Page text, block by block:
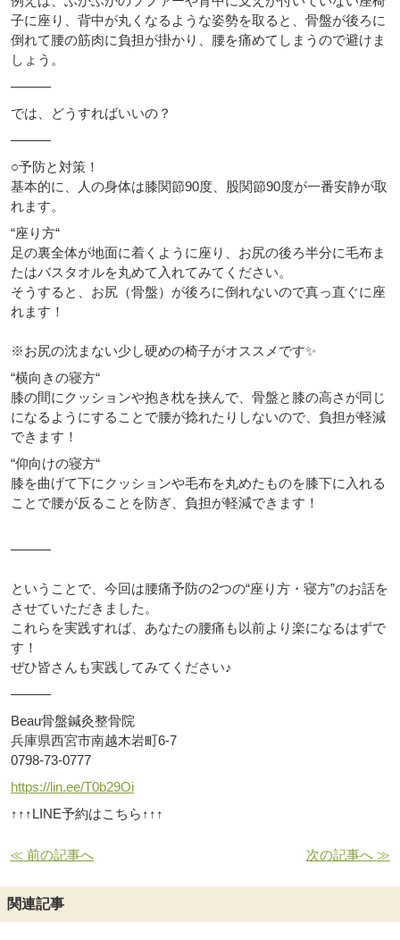
子に座り、背中が丸くなるような姿勢を取ると、骨盤が後ろに
倒れて腰の筋肉に負担が掛かり、腰を痛めてしまうので避けま
しょう。
———
では、どうすればいいの？
———
○予防と対策！
基本的に、人の身体は膝関節90度、股関節90度が一番安静が取
れます。
“座り方“
足の裏全体が地面に着くように座り、お尻の後ろ半分に毛布ま
たはバスタオルを丸めて入れてみてください。
そうすると、お尻（骨盤）が後ろに倒れないので真っ直ぐに座
れます！
※お尻の沈まない少し硬めの椅子がオススメです✨
“横向きの寝方“
膝の間にクッションや抱き枕を挟んで、骨盤と膝の高さが同じ
になるようにすることで腰が捻れたりしないので、負担が軽減
できます！
“仰向けの寝方“
膝を曲げて下にクッションや毛布を丸めたものを膝下に入れる
ことで腰が反ることを防ぎ、負担が軽減できます！
———
ということで、今回は腰痛予防の2つの“座り方・寝方”のお話を
させていただきました。
これらを実践すれば、あなたの腰痛も以前より楽になるはずで
す！
ぜひ皆さんも実践してみてください♪
———
Beau骨盤鍼灸整骨院
兵庫県西宮市南越木岩町6-7
0798-73-0777
https://lin.ee/T0b29Oi
↑↑↑LINE予約はこちら↑↑↑
≪ 前の記事へ 次の記事へ ≫
関連記事